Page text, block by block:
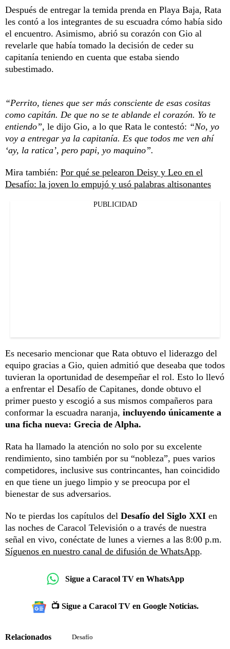
Después de entregar la temida prenda en Playa Baja, Rata
les contó a los integrantes de su escuadra cómo había sido
el encuentro. Asimismo, abrió su corazón con Gio al
revelarle que había tomado la decisión de ceder su
capitanía teniendo en cuenta que estaba siendo
subestimado.
“Perrito, tienes que ser más consciente de esas cositas
como capitán. De que no se te ablande el corazón. Yo te
entiendo”, le dijo Gio, a lo que Rata le contestó: “No, yo
voy a entregar ya la capitanía. Es que todos me ven ahí
‘ay, la ratica’, pero papi, yo maquino”.
Mira también: Por qué se pelearon Deisy y Leo en el
Desafío: la joven lo empujó y usó palabras altisonantes
PUBLICIDAD
Es necesario mencionar que Rata obtuvo el liderazgo del
equipo gracias a Gio, quien admitió que deseaba que todos
tuvieran la oportunidad de desempeñar el rol. Esto lo llevó
a enfrentar el Desafío de Capitanes, donde obtuvo el
primer puesto y escogió a sus mismos compañeros para
conformar la escuadra naranja, incluyendo únicamente a
una ficha nueva: Grecia de Alpha.
Rata ha llamado la atención no solo por su excelente
rendimiento, sino también por su “nobleza”, pues varios
competidores, inclusive sus contrincantes, han coincidido
en que tiene un juego limpio y se preocupa por el
bienestar de sus adversarios.
No te pierdas los capítulos del Desafío del Siglo XXI en
las noches de Caracol Televisión o a través de nuestra
señal en vivo, conéctate de lunes a viernes a las 8:00 p.m.
Síguenos en nuestro canal de difusión de WhatsApp.
Sigue a Caracol TV en WhatsApp
📺 Sigue a Caracol TV en Google Noticias.
Relacionados Desafío